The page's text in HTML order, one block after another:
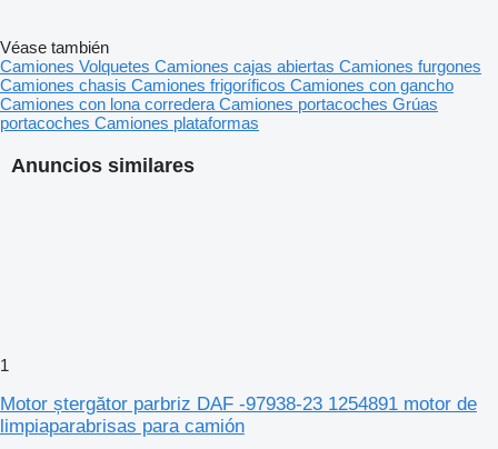
Anuncios similares
1
Motor ștergător parbriz DAF -97938-23 1254891 motor de
limpiaparabrisas para camión
Véase también
Camiones Volquetes Camiones cajas abiertas Camiones furgones
Camiones chasis Camiones frigoríficos Camiones con gancho
Camiones con lona corredera Camiones portacoches Grúas
portacoches Camiones plataformas